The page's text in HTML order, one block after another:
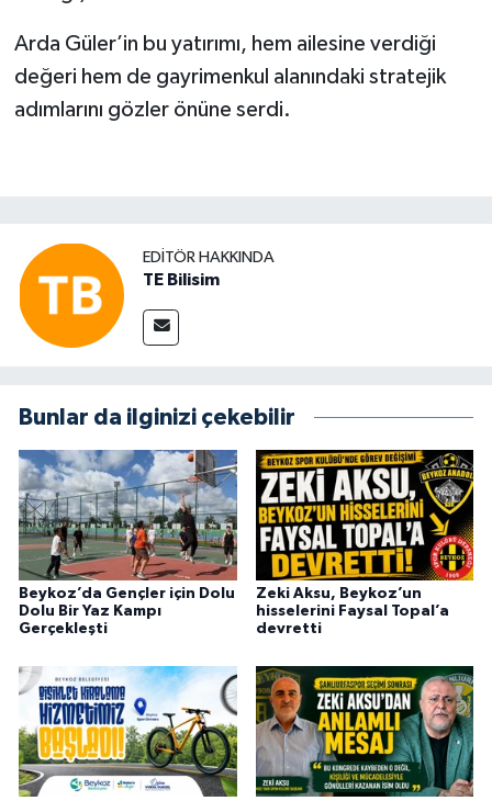
Arda Güler’in bu yatırımı, hem ailesine verdiği
değeri hem de gayrimenkul alanındaki stratejik
adımlarını gözler önüne serdi.
EDITÖR HAKKINDA
TE Bilisim
Bunlar da ilginizi çekebilir
Beykoz’da Gençler için Dolu
Dolu Bir Yaz Kampı
Gerçekleşti
Zeki Aksu, Beykoz’un
hisselerini Faysal Topal’a
devretti